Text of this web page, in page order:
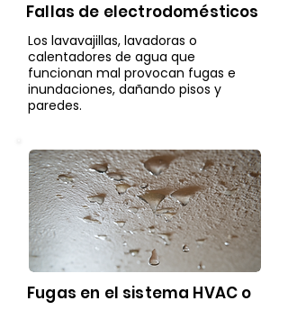
Fallas de electrodomésticos
Los lavavajillas, lavadoras o
calentadores de agua que
funcionan mal provocan fugas e
inundaciones, dañando pisos y
paredes.
Fugas en el sistema HVAC o